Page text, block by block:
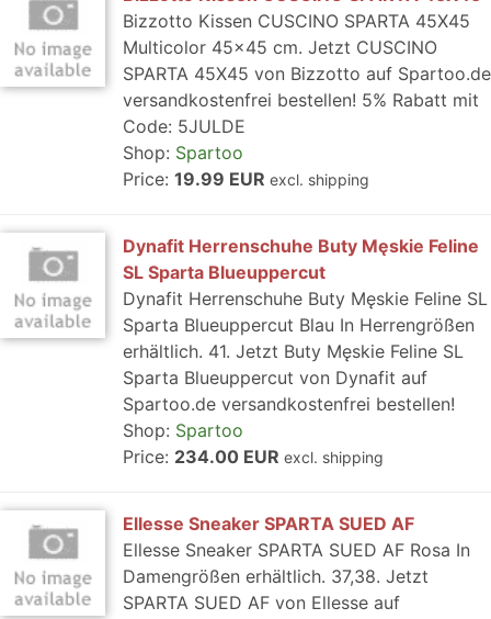
Bizzotto Kissen CUSCINO SPARTA 45X45
Multicolor 45x45 cm. Jetzt CUSCINO
SPARTA 45X45 von Bizzotto auf Spartoo.de
versandkostenfrei bestellen! 5% Rabatt mit
Code: 5JULDE
Shop: Spartoo
Price: 19.99 EUR excl. shipping
Dynafit Herrenschuhe Buty Męskie Feline
SL Sparta Blueuppercut
Dynafit Herrenschuhe Buty Męskie Feline SL
Sparta Blueuppercut Blau In Herrengrößen
erhältlich. 41. Jetzt Buty Męskie Feline SL
Sparta Blueuppercut von Dynafit auf
Spartoo.de versandkostenfrei bestellen!
Shop: Spartoo
Price: 234.00 EUR excl. shipping
Ellesse Sneaker SPARTA SUED AF
Ellesse Sneaker SPARTA SUED AF Rosa In
Damengrößen erhältlich. 37,38. Jetzt
SPARTA SUED AF von Ellesse auf